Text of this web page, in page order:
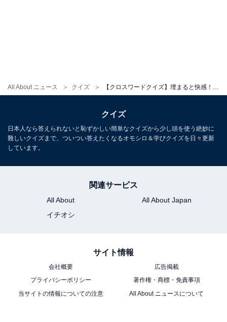
All About ニュース クイズ 【クロスワードクイズ】埋まると快感！ □に入るひらがなは？ ヒントは「歴史の歩み」
クイズ
日本人なら答えられないと恥ずかしい簡単なクイズから少し頭を使う絶妙に
難しいクイズまで、ついつい答えたくなるオモシロ＆学びクイズを日々更新
しています。
関連サービス
All About
All About Japan
イチオシ
サイト情報
会社概要
広告掲載
プライバシーポリシー
著作権・商標・免責事項
当サイトの情報についての注意
All About ニュースについて